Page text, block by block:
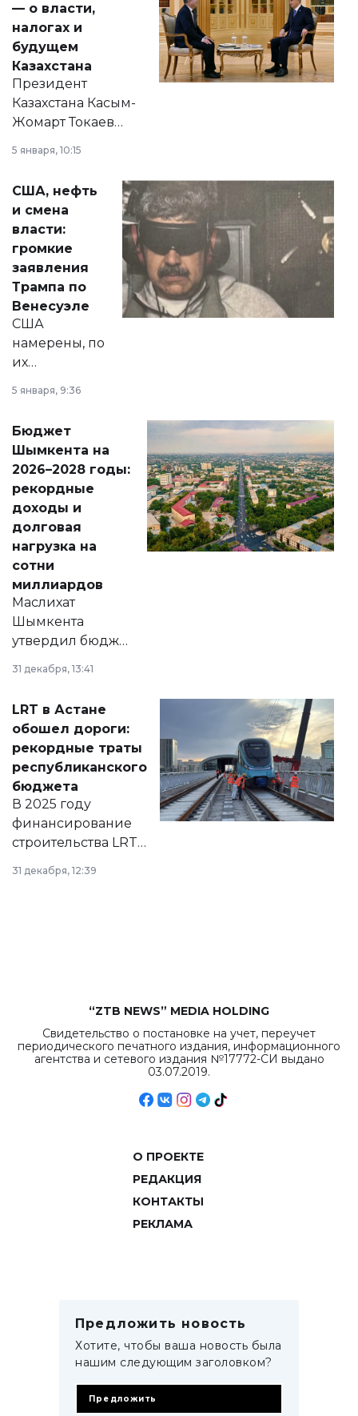
— о власти,
налогах и
будущем
Казахстана
Президент
Казахстана Касым-
Жомарт Токаев
сразу несколько
актуальных тем —
от слухов о
политических
реформах до
вопросов армии,
экономики и
личного здоровья.
5 января, 10:15
США, нефть
и смена
власти:
громкие
заявления
Трампа по
Венесуэле
США
намерены, по
их
принести
народу
Венесуэлы.
5 января, 9:36
Бюджет
Шымкента на
2026–2028 годы:
рекордные
доходы и
долговая
нагрузка на
сотни
миллиардов
Маслихат
Шымкента
утвердил бюджет
города на 2026–
2028 годы.
документ
появился в базе
нормативных
правовых актов и
на сайте маслихат
города.
31 декабря, 13:41
LRT в Астане
обошел дороги:
рекордные траты
республиканского
бюджета
В 2025 году
финансирование
строительства LRT
в Астане из
республиканского
31 декабря, 12:39
“ZTB NEWS” MEDIA HOLDING
Свидетельство о постановке на учет, переучет
периодического печатного издания, информационного
агентства и сетевого издания №17772-СИ выдано
03.07.2019.
О ПРОЕКТЕ
РЕДАКЦИЯ
КОНТАКТЫ
РЕКЛАМА
Предложить новость
Хотите, чтобы ваша новость была
нашим следующим заголовком?
Предложить